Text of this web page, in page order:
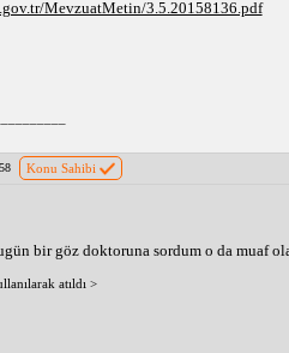
göz derecesi hesaplama sonuçları,
nedeniyle askerlik
MevzuatMetin/3.5.20158136.pdf
Konu Sahibi
bir göz doktoruna sordum o da muaf
atıldı >